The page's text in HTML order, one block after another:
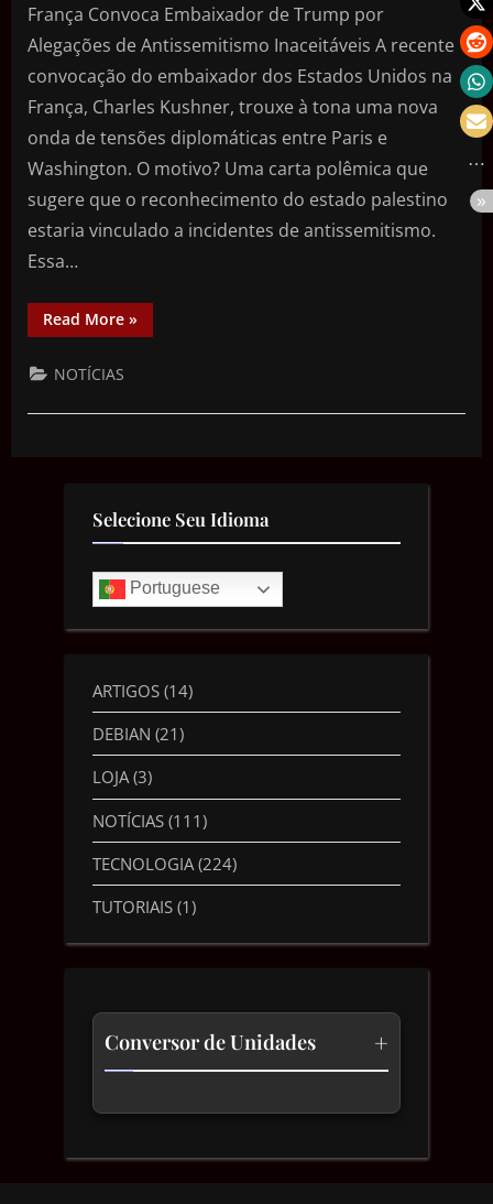
França Convoca Embaixador de Trump por
Alegações de Antissemitismo Inaceitáveis A recente
convocação do embaixador dos Estados Unidos na
França, Charles Kushner, trouxe à tona uma nova
onda de tensões diplomáticas entre Paris e
Washington. O motivo? Uma carta polêmica que
sugere que o reconhecimento do estado palestino
estaria vinculado a incidentes de antissemitismo.
Essa…
Read More »
NOTÍCIAS
Selecione Seu Idioma
Portuguese
ARTIGOS (14)
DEBIAN (21)
LOJA(3)
NOTÍCIAS (111)
TECNOLOGIA (224)
TUTORIAIS (1)
Conversor de Unidades +
Comprimento